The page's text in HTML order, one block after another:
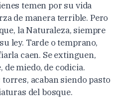
temen por su vida
de manera terrible. Pero
la Naturaleza, siempre
ley. Tarde o temprano,
caen. Se extinguen,
miedo, de codicia.
torres, acaban siendo pasto
del bosque.